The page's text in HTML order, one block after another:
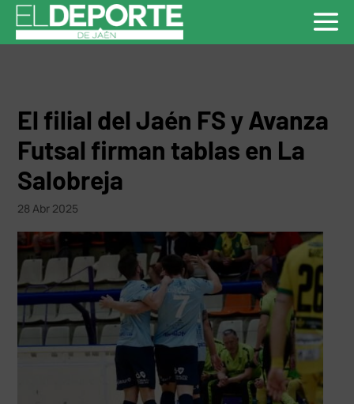
El filial del Jaén FS y Avanza
Futsal firman tablas en La
Salobreja
28 Abr 2025